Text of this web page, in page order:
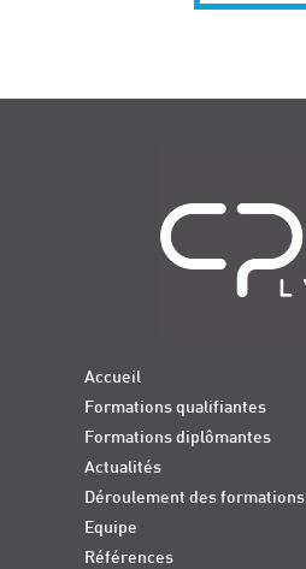
Accueil
Formations qualifiantes
Formations diplômantes
Actualités
Déroulement des formations
Equipe
Références